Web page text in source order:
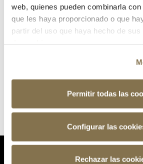
web, quienes pueden combinarla
que les haya proporcionado o que
partir del uso que haya hecho de sus
Permitir todas las
Configurar las
Rechazar las